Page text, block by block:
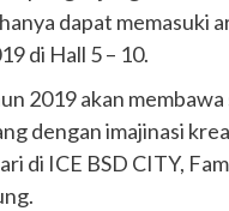
dapat memasuki
di Hall 5 – 10.
2019 akan
dengan imajinasi
di ICE BSD CITY,